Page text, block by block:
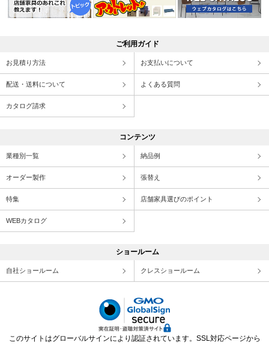
ご利用ガイド
お見積り方法 お支払いについて
配送・送料について よくある質問
カタログ請求
コンテンツ
業種別一覧 納品例
オーダー製作 張替え
特集 店舗家具選びのポイント
WEBカタログ
ショールーム
自社ショールーム クレスショールーム
このサイトはグローバルサインにより認証されています。SSL対応ページから